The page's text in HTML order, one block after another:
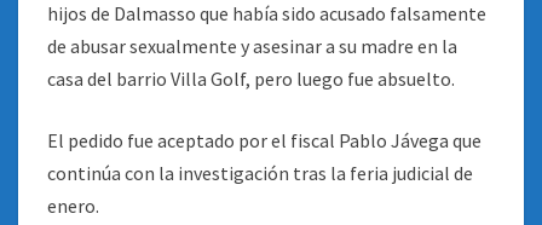
hijos de Dalmasso que había sido acusado falsamente
de abusar sexualmente y asesinar a su madre en la
casa del barrio Villa Golf, pero luego fue absuelto.
El pedido fue aceptado por el fiscal Pablo Jávega que
continúa con la investigación tras la feria judicial de
enero.